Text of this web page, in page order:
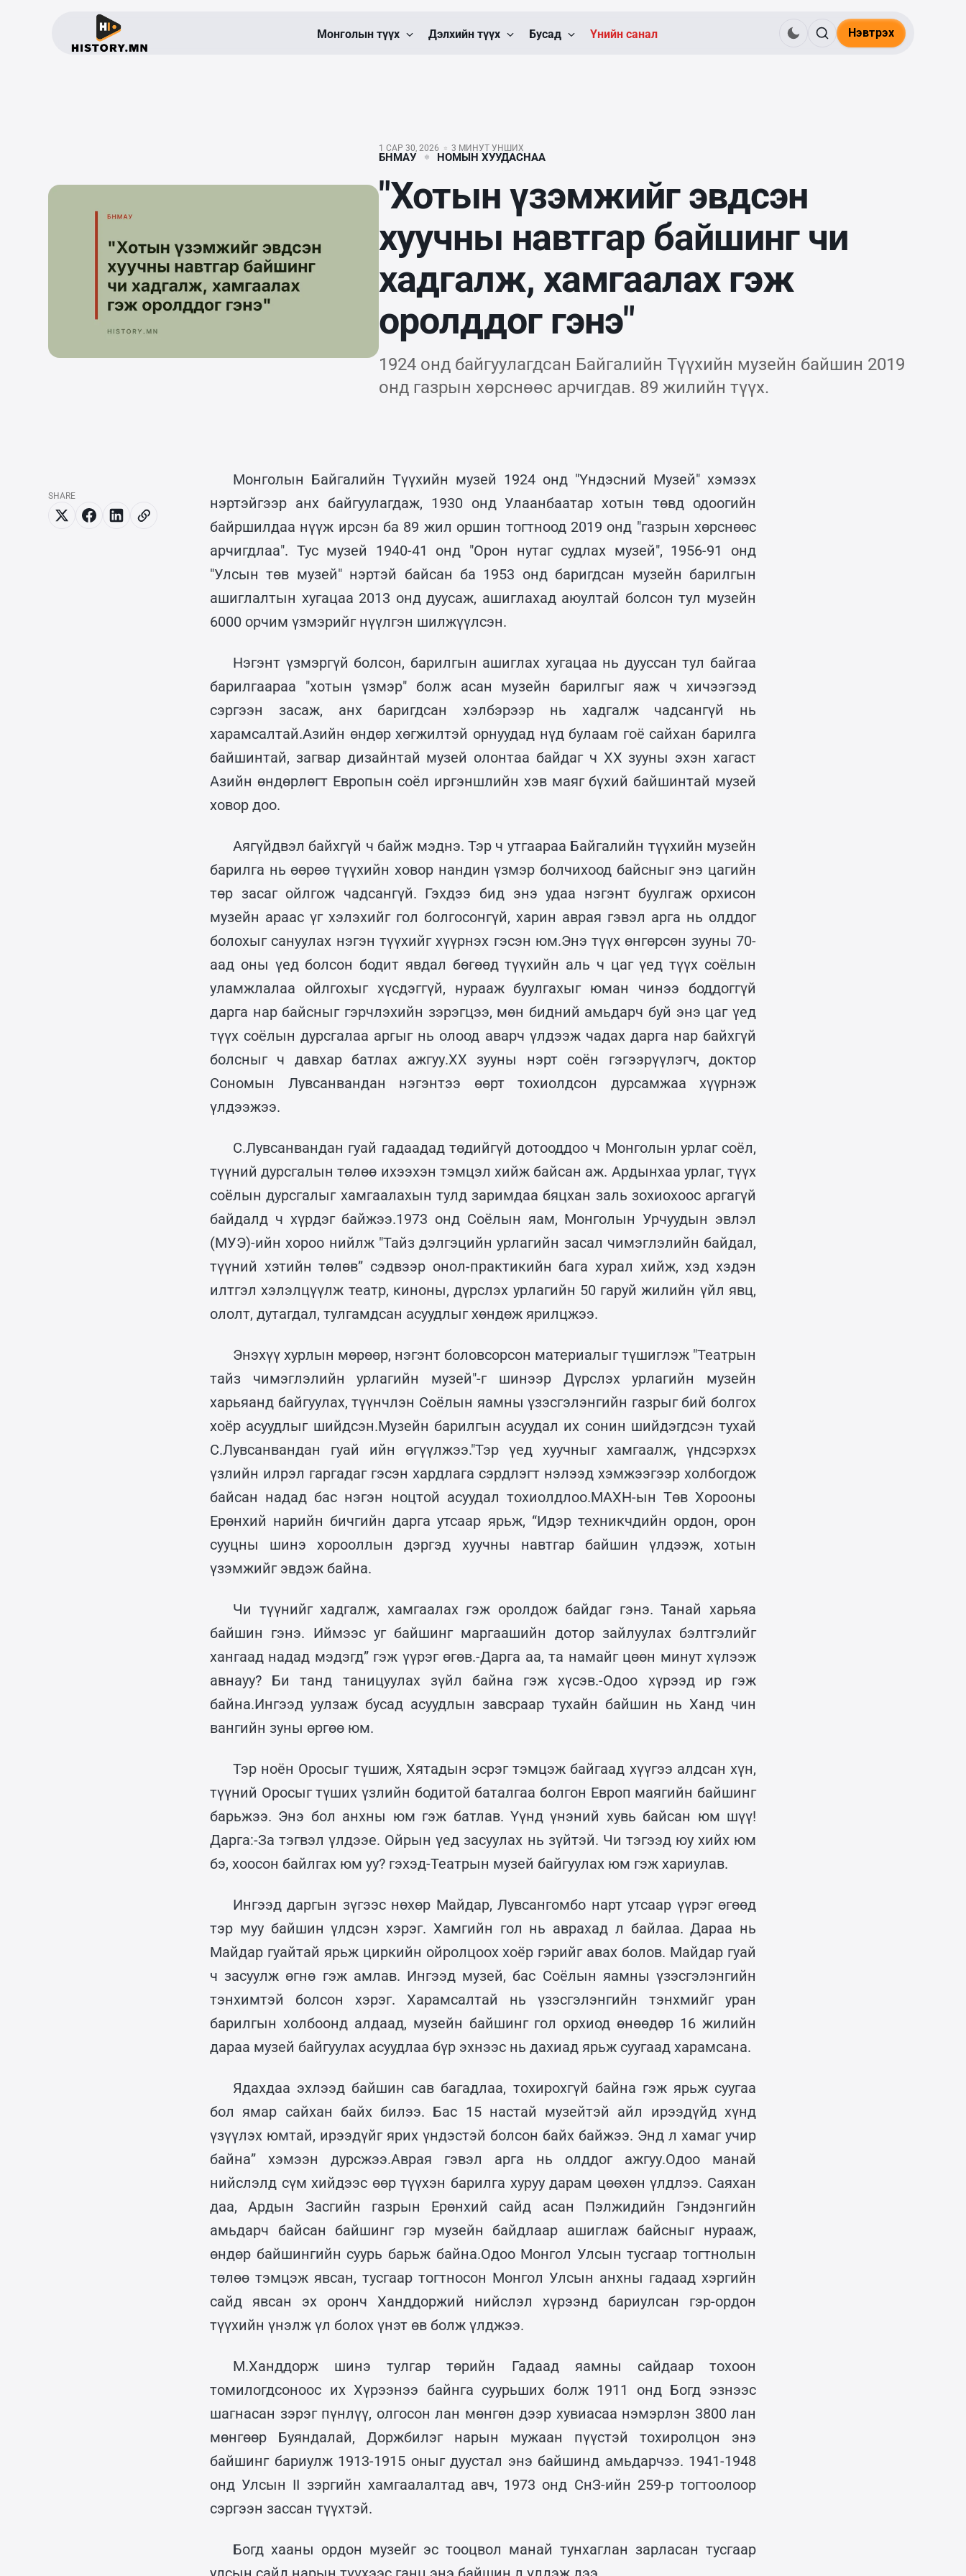
Монголын түүх Дэлхийн түүх Бусад Үнийн санал Нэвтрэх
1 САР 30, 2026 3 МИНУТ УНШИХ
БНМАУ НОМЫН ХУУДАСНАА
"Хотын үзэмжийг эвдсэн
хуучны навтгар байшинг чи
хадгалж, хамгаалах гэж
оролддог гэнэ"
1924 онд байгуулагдсан Байгалийн Түүхийн музейн байшин 2019
онд газрын хөрснөөс арчигдав. 89 жилийн түүх.
Монголын Байгалийн Түүхийн музей 1924 онд "Үндэсний Музей" хэмээх
нэртэйгээр анх байгуулагдаж, 1930 онд Улаанбаатар хотын төвд одоогийн
байршилдаа нүүж ирсэн ба 89 жил оршин тогтноод 2019 онд "газрын хөрснөөс
арчигдлаа". Тус музей 1940-41 онд "Орон нутаг судлах музей", 1956-91 онд
"Улсын төв музей" нэртэй байсан ба 1953 онд баригдсан музейн барилгын
ашиглалтын хугацаа 2013 онд дуусаж, ашиглахад аюултай болсон тул музейн
6000 орчим үзмэрийг нүүлгэн шилжүүлсэн.
Нэгэнт үзмэргүй болсон, барилгын ашиглах хугацаа нь дууссан тул байгаа
барилгаараа "хотын үзмэр" болж асан музейн барилгыг яаж ч хичээгээд
сэргээн засаж, анх баригдсан хэлбэрээр нь хадгалж чадсангүй нь
харамсалтай.Азийн өндөр хөгжилтэй орнуудад нүд булаам гоё сайхан барилга
байшинтай, загвар дизайнтай музей олонтаа байдаг ч XX зууны эхэн хагаст
Азийн өндөрлөгт Европын соёл иргэншлийн хэв маяг бүхий байшинтай музей
ховор доо.
Аягүйдвэл байхгүй ч байж мэднэ. Тэр ч утгаараа Байгалийн түүхийн музейн
барилга нь өөрөө түүхийн ховор нандин үзмэр болчихоод байсныг энэ цагийн
төр засаг ойлгож чадсангүй. Гэхдээ бид энэ удаа нэгэнт буулгаж орхисон
музейн араас үг хэлэхийг гол болгосонгүй, харин аврая гэвэл арга нь олддог
болохыг сануулах нэгэн түүхийг хүүрнэх гэсэн юм.Энэ түүх өнгөрсөн зууны 70-
аад оны үед болсон бодит явдал бөгөөд түүхийн аль ч цаг үед түүх соёлын
уламжлалаа ойлгохыг хүсдэггүй, нурааж буулгахыг юман чинээ боддоггүй
дарга нар байсныг гэрчлэхийн зэрэгцээ, мөн бидний амьдарч буй энэ цаг үед
түүх соёлын дурсгалаа аргыг нь олоод аварч үлдээж чадах дарга нар байхгүй
болсныг ч давхар батлах ажгуу.XX зууны нэрт соён гэгээрүүлэгч, доктор
Сономын Лувсанвандан нэгэнтээ өөрт тохиолдсон дурсамжаа хүүрнэж
үлдээжээ.
С.Лувсанвандан гуай гадаадад төдийгүй дотооддоо ч Монголын урлаг соёл,
түүний дурсгалын төлөө ихээхэн тэмцэл хийж байсан аж. Ардынхаа урлаг, түүх
соёлын дурсгалыг хамгаалахын тулд заримдаа бяцхан заль зохиохоос аргагүй
байдалд ч хүрдэг байжээ.1973 онд Соёлын яам, Монголын Урчуудын эвлэл
(МУЭ)-ийн хороо нийлж "Тайз дэлгэцийн урлагийн засал чимэглэлийн байдал,
түүний хэтийн төлөв” сэдвээр онол-практикийн бага хурал хийж, хэд хэдэн
илтгэл хэлэлцүүлж театр, киноны, дүрслэх урлагийн 50 гаруй жилийн үйл явц,
ололт, дутагдал, тулгамдсан асуудлыг хөндөж ярилцжээ.
Энэхүү хурлын мөрөөр, нэгэнт боловсорсон материалыг түшиглэж "Театрын
тайз чимэглэлийн урлагийн музей"-г шинээр Дүрслэх урлагийн музейн
харьяанд байгуулах, түүнчлэн Соёлын яамны үзэсгэлэнгийн газрыг бий болгох
хоёр асуудлыг шийдсэн.Музейн барилгын асуудал их сонин шийдэгдсэн тухай
С.Лувсанвандан гуай ийн өгүүлжээ."Тэр үед хуучныг хамгаалж, үндсэрхэх
үзлийн илрэл гаргадаг гэсэн хардлага сэрдлэгт нэлээд хэмжээгээр холбогдож
байсан надад бас нэгэн ноцтой асуудал тохиолдлоо.МАХН-ын Төв Хорооны
Ерөнхий нарийн бичгийн дарга утсаар ярьж, “Идэр техникчдийн ордон, орон
сууцны шинэ хорооллын дэргэд хуучны навтгар байшин үлдээж, хотын
үзэмжийг эвдэж байна.
Чи түүнийг хадгалж, хамгаалах гэж оролдож байдаг гэнэ. Танай харьяа
байшин гэнэ. Иймээс уг байшинг маргаашийн дотор зайлуулах бэлтгэлийг
хангаад надад мэдэгд” гэж үүрэг өгөв.-Дарга аа, та намайг цөөн минут хүлээж
авнауу? Би танд таницуулах зүйл байна гэж хүсэв.-Одоо хүрээд ир гэж
байна.Ингээд уулзаж бусад асуудлын завсраар тухайн байшин нь Ханд чин
вангийн зуны өргөө юм.
Тэр ноён Оросыг түшиж, Хятадын эсрэг тэмцэж байгаад хүүгээ алдсан хүн,
түүний Оросыг түших үзлийн бодитой баталгаа болгон Европ маягийн байшинг
барьжээ. Энэ бол анхны юм гэж батлав. Үүнд үнэний хувь байсан юм шүү!
Дарга:-За тэгвэл үлдээе. Ойрын үед засуулах нь зүйтэй. Чи тэгээд юу хийх юм
бэ, хоосон байлгах юм уу? гэхэд-Театрын музей байгуулах юм гэж хариулав.
Ингээд даргын зүгээс нөхөр Майдар, Лувсангомбо нарт утсаар үүрэг өгөөд
тэр муу байшин үлдсэн хэрэг. Хамгийн гол нь аврахад л байлаа. Дараа нь
Майдар гуайтай ярьж циркийн ойролцоох хоёр гэрийг авах болов. Майдар гуай
ч засуулж өгнө гэж амлав. Ингээд музей, бас Соёлын яамны үзэсгэлэнгийн
тэнхимтэй болсон хэрэг. Харамсалтай нь үзэсгэлэнгийн тэнхмийг уран
барилгын холбоонд алдаад, музейн байшинг гол орхиод өнөөдөр 16 жилийн
дараа музей байгуулах асуудлаа бүр эхнээс нь дахиад ярьж суугаад харамсана.
Ядахдаа эхлээд байшин сав багадлаа, тохирохгүй байна гэж ярьж суугаа
бол ямар сайхан байх билээ. Бас 15 настай музейтэй айл ирээдүйд хүнд
үзүүлэх юмтай, ирээдүйг ярих үндэстэй болсон байх байжээ. Энд л хамаг учир
байна” хэмээн дурсжээ.Аврая гэвэл арга нь олддог ажгуу.Одоо манай
нийслэлд сүм хийдээс өөр түүхэн барилга хуруу дарам цөөхөн үлдлээ. Саяхан
даа, Ардын Засгийн газрын Ерөнхий сайд асан Пэлжидийн Гэндэнгийн
амьдарч байсан байшинг гэр музейн байдлаар ашиглаж байсныг нурааж,
өндөр байшингийн суурь барьж байна.Одоо Монгол Улсын тусгаар тогтнолын
төлөө тэмцэж явсан, тусгаар тогтносон Монгол Улсын анхны гадаад хэргийн
сайд явсан эх оронч Ханддоржий нийслэл хүрээнд бариулсан гэр-ордон
түүхийн үнэлж үл болох үнэт өв болж үлджээ.
М.Ханддорж шинэ тулгар төрийн Гадаад яамны сайдаар тохоон
томилогдсоноос их Хүрээнээ байнга суурьших болж 1911 онд Богд эзнээс
шагнасан зэрэг пүнлүү, олгосон лан мөнгөн дээр хувиасаа нэмэрлэн 3800 лан
мөнгөөр Буяндалай, Доржбилэг нарын мужаан пүүстэй тохиролцон энэ
байшинг бариулж 1913-1915 оныг дуустал энэ байшинд амьдарчээ. 1941-1948
онд Улсын II зэргийн хамгаалалтад авч, 1973 онд СнЗ-ийн 259-р тогтоолоор
сэргээн зассан түүхтэй.
Богд хааны ордон музейг эс тооцвол манай тунхаглан зарласан тусгаар
SHARE